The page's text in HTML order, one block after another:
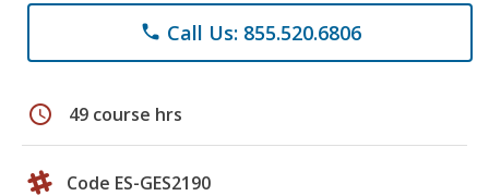
phone Call Us: 855.520.6806
schedule 49 course hrs
Code ES-GES2190